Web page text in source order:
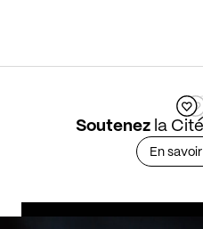
Soutenezla
En